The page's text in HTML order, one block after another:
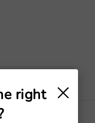
leer
×
right